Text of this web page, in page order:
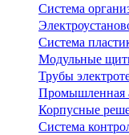
Система
Система
Модульные
Трубы
Промышленная
Корпусные
Система